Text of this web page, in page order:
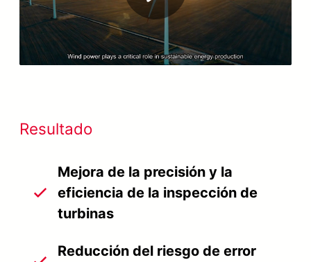
Video
Resultado
Mejora de la precisión y la
eficiencia de la inspección de
turbinas
Reducción del riesgo de error